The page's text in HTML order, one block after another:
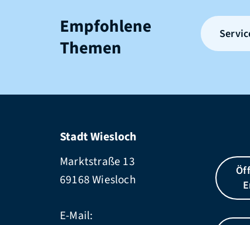
Empfohlene
Themen
Stadt Wiesloch
Marktstraße 13
69168 Wiesloch
E-Mail: